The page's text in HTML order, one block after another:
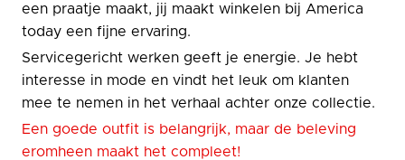
een praatje maakt, jij maakt winkelen bij America
today een fijne ervaring.
Servicegericht werken geeft je energie. Je hebt
interesse in mode en vindt het leuk om klanten
mee te nemen in het verhaal achter onze collectie.
Een goede outfit is belangrijk, maar de beleving
eromheen maakt het compleet!